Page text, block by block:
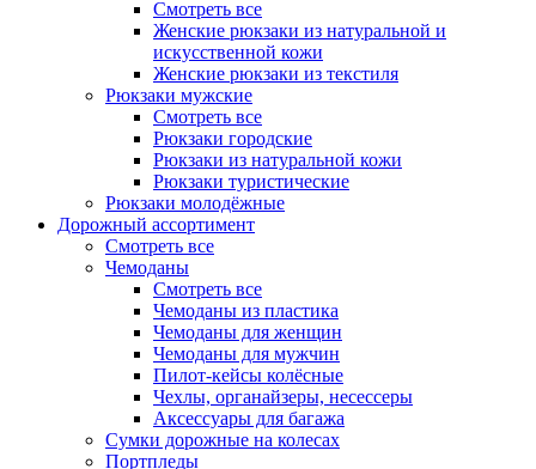
Смотреть все
Женские рюкзаки из натуральной и
искусственной кожи
Женские рюкзаки из текстиля
Рюкзаки мужские
Смотреть все
Рюкзаки городские
Рюкзаки из натуральной кожи
Рюкзаки туристические
Рюкзаки молодёжные
Дорожный ассортимент
Смотреть все
Чемоданы
Смотреть все
Чемоданы из пластика
Чемоданы для женщин
Чемоданы для мужчин
Пилот-кейсы колёсные
Чехлы, органайзеры, несессеры
Аксессуары для багажа
Сумки дорожные на колесах
Портпледы